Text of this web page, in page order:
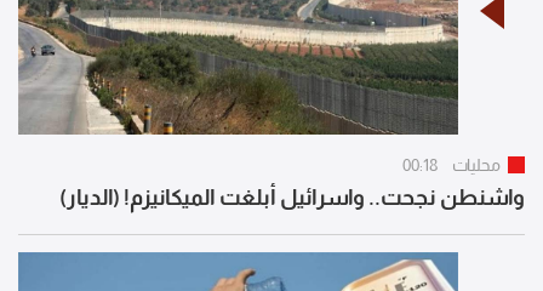
محليات 00:18
واشنطن نجحت.. واسرائيل أبلغت الميكانيزم! (الديار)